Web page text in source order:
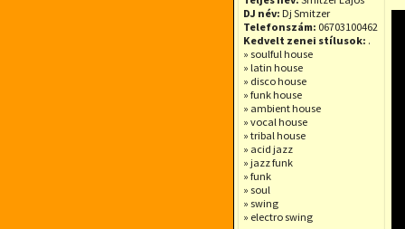
DJ név: Dj Smitzer
Telefonszám: 06703100462
Kedvelt zenei stílusok: .
» soulful house
» latin house
» disco house
» funk house
» ambient house
» vocal house
» tribal house
» acid jazz
» jazz funk
» funk
» soul
» swing
» electro swing